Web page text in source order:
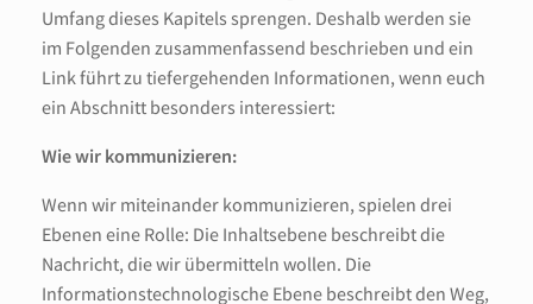
Umfang dieses Kapitels sprengen. Deshalb werden sie
im Folgenden zusammenfassend beschrieben und ein
Link führt zu tiefergehenden Informationen, wenn euch
ein Abschnitt besonders interessiert:
Wie wir kommunizieren:
Wenn wir miteinander kommunizieren, spielen drei
Ebenen eine Rolle: Die Inhaltsebene beschreibt die
Nachricht, die wir übermitteln wollen. Die
Informationstechnologische Ebene beschreibt den Weg,